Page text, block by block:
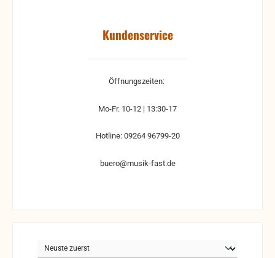
Kundenservice
Öffnungszeiten:
Mo-Fr. 10-12 | 13:30-17
Hotline: 09264 96799-20
buero@musik-fast.de